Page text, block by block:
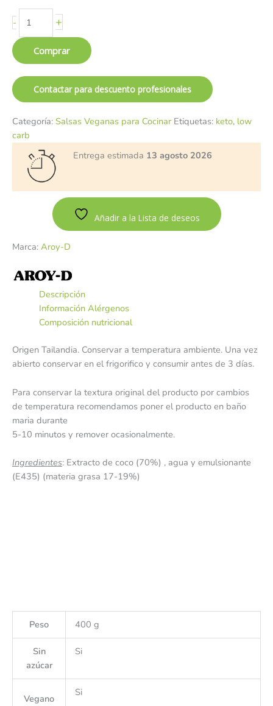
- +
Comprar
Contactar para descuento profesionales
Categoría: Salsas Veganas para Cocinar Etiquetas: keto, low
carb
Entrega estimada 13 agosto 2026
Añadir a la Lista de deseos
Marca: Aroy-D
Descripción
Información Alérgenos
Composición nutricional
Origen Tailandia. Conservar a temperatura ambiente. Una vez
abierto conservar en el frigorifico y consumir antes de 3 días.
Para conservar la textura original del producto por cambios
de temperatura recomendamos poner el producto en baño
maria durante
5-10 minutos y remover ocasionalmente.
Ingredientes: Extracto de coco (70%) , agua y emulsionante
(E435) (materia grasa 17-19%)
Peso 400 g
Sin
azúcar
Si
Vegano
Si